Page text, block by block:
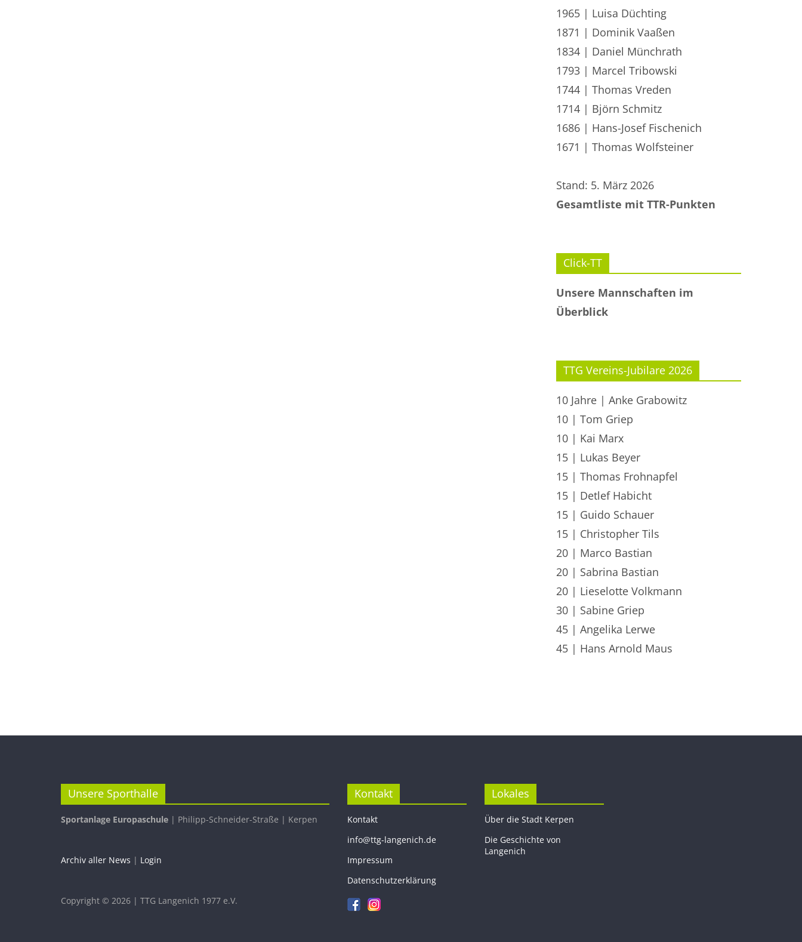
1965 | Luisa Düchting
1871 | Dominik Vaaßen
1834 | Daniel Münchrath
1793 | Marcel Tribowski
1744 | Thomas Vreden
1714 | Björn Schmitz
1686 | Hans-Josef Fischenich
1671 | Thomas Wolfsteiner
Stand: 5. März 2026
Gesamtliste mit TTR-Punkten
Click-TT
Unsere Mannschaften im
Überblick
TTG Vereins-Jubilare 2026
10 Jahre | Anke Grabowitz
10 | Tom Griep
10 | Kai Marx
15 | Lukas Beyer
15 | Thomas Frohnapfel
15 | Detlef Habicht
15 | Guido Schauer
15 | Christopher Tils
20 | Marco Bastian
20 | Sabrina Bastian
20 | Lieselotte Volkmann
30 | Sabine Griep
45 | Angelika Lerwe
45 | Hans Arnold Maus
Unsere Sporthalle
Sportanlage Europaschule | Philipp-Schneider-Straße | Kerpen
Archiv aller News | Login
Copyright © 2026 | TTG Langenich 1977 e.V.
Kontakt
Kontakt
info@ttg-langenich.de
Impressum
Datenschutzerklärung
Lokales
Über die Stadt Kerpen
Die Geschichte von
Langenich